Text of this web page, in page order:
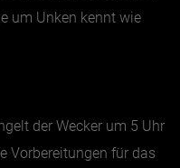
um Unken kennt wie
der Wecker um 5 Uhr
Vorbereitungen für das